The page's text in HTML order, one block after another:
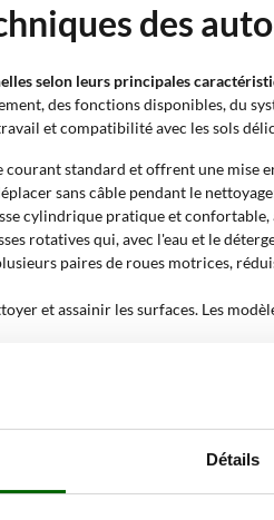
Détails
des
selon leurs principales
des fonctions disponibles, du
et compatibilité avec les sols
standard et offrent une
sans câble pendant le
cylindrique pratique et
rotatives qui, avec l'eau et le
paires de roues motrices,
et assainir les surfaces. Les
l'appareil par commandes
souvent équipés d'un rouleau en